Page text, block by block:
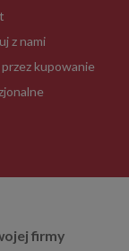
z nami
kupowanie
firmy